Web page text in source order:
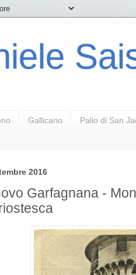
Gallicano Palio di San
2016
Garfagnana -